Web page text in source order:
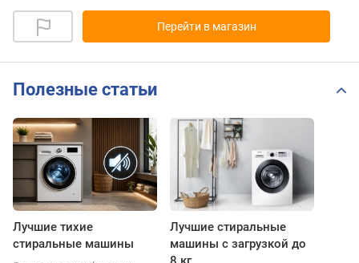
Перейти в магазин
Полезные статьи
Лучшие тихие
стиральные машины
Лучшие стиральные
машины с загрузкой до